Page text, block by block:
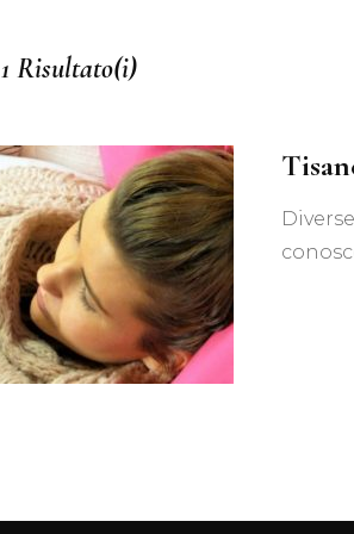
1 Risultato(i)